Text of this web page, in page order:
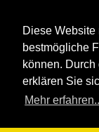
Diese
bestmögliche
können.
erklären Sie
Mehr